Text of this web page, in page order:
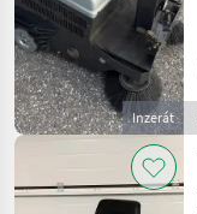
Inzerát